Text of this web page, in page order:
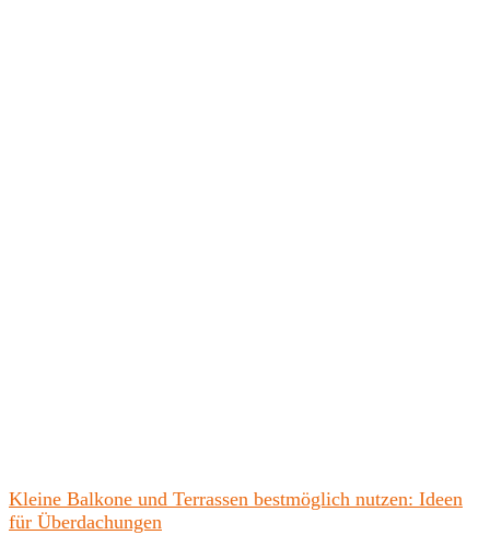
Kleine Balkone und Terrassen bestmöglich nutzen: Ideen
für Überdachungen